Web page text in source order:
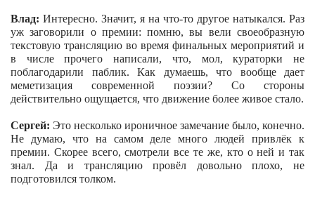
Влад: Интересно. Значит, я на что-то другое натыкался. Раз
уж заговорили о премии: помню, вы вели своеобразную
текстовую трансляцию во время финальных мероприятий и
в числе прочего написали, что, мол, кураторки не
поблагодарили паблик. Как думаешь, что вообще дает
меметизация современной поэзии? Со стороны
действительно ощущается, что движение более живое стало.
Сергей: Это несколько ироничное замечание было, конечно.
Не думаю, что на самом деле много людей привлёк к
премии. Скорее всего, смотрели все те же, кто о ней и так
знал. Да и трансляцию провёл довольно плохо, не
подготовился толком.